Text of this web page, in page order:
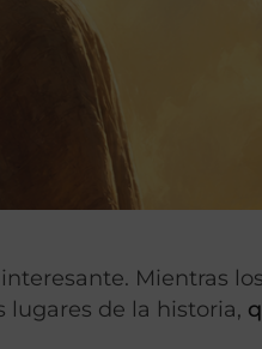
Mientras
lugares de la historia,